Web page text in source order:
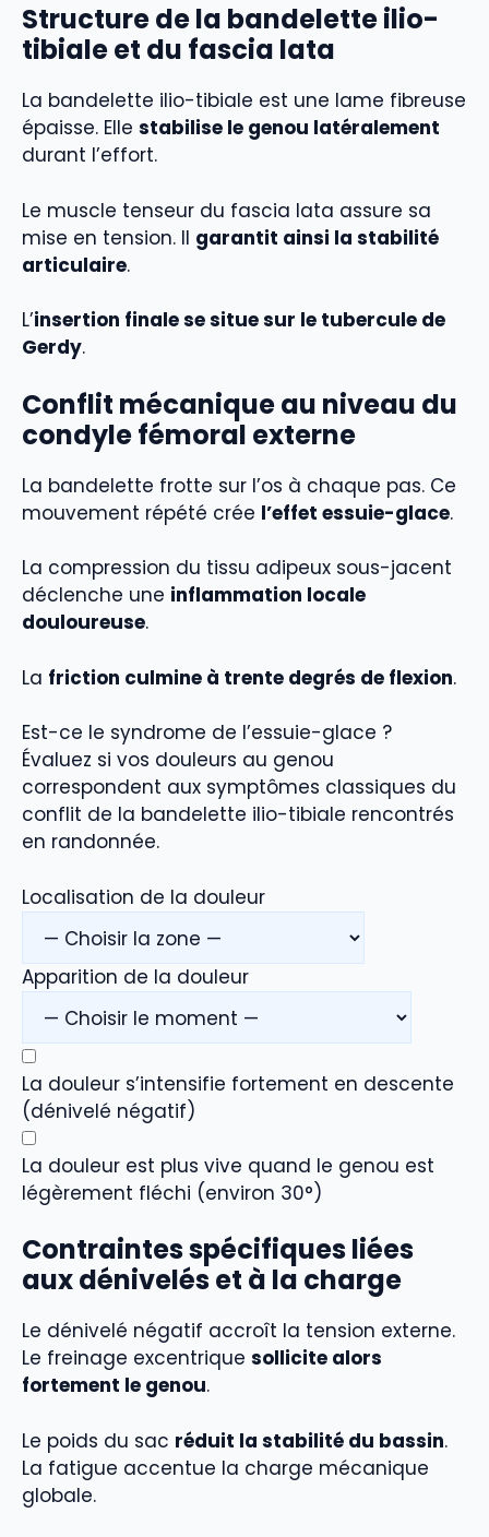
Structure de la bandelette ilio-
tibiale et du fascia lata
La bandelette ilio-tibiale est une lame fibreuse
épaisse. Elle stabilise le genou latéralement
durant l’effort.
Le muscle tenseur du fascia lata assure sa
mise en tension. Il garantit ainsi la stabilité
articulaire.
L’insertion finale se situe sur le tubercule de
Gerdy.
Conflit mécanique au niveau du
condyle fémoral externe
La bandelette frotte sur l’os à chaque pas. Ce
mouvement répété crée l’effet essuie-glace.
La compression du tissu adipeux sous-jacent
déclenche une inflammation locale
douloureuse.
La friction culmine à trente degrés de flexion.
Est-ce le syndrome de l’essuie-glace ?
Évaluez si vos douleurs au genou
correspondent aux symptômes classiques du
conflit de la bandelette ilio-tibiale rencontrés
en randonnée.
Localisation de la douleur
Apparition de la douleur
La douleur s’intensifie fortement en descente
(dénivelé négatif)
La douleur est plus vive quand le genou est
légèrement fléchi (environ 30°)
Contraintes spécifiques liées
aux dénivelés et à la charge
Le dénivelé négatif accroît la tension externe.
Le freinage excentrique sollicite alors
fortement le genou.
Le poids du sac réduit la stabilité du bassin.
La fatigue accentue la charge mécanique
globale.